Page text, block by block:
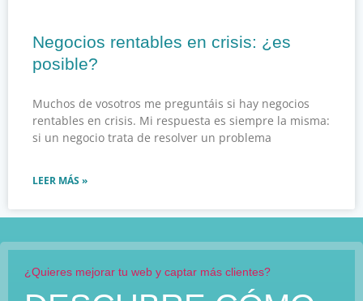
Negocios rentables en crisis: ¿es
posible?
Muchos de vosotros me preguntáis si hay negocios
rentables en crisis. Mi respuesta es siempre la misma:
si un negocio trata de resolver un problema
LEER MÁS »
¿Quieres mejorar tu web y captar más clientes?